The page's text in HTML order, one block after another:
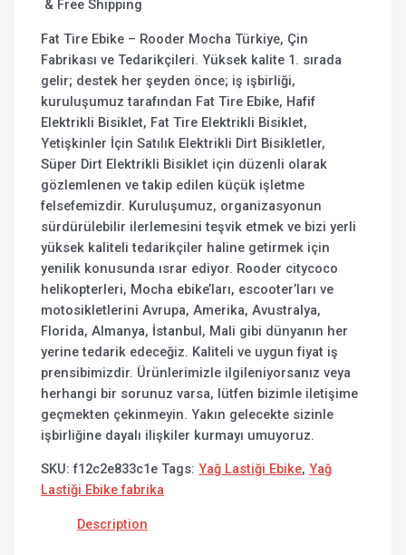
& Free Shipping
Fat Tire Ebike – Rooder Mocha Türkiye, Çin
Fabrikası ve Tedarikçileri. Yüksek kalite 1. sırada
gelir; destek her şeyden önce; iş işbirliği,
kuruluşumuz tarafından Fat Tire Ebike, Hafif
Elektrikli Bisiklet, Fat Tire Elektrikli Bisiklet,
Yetişkinler İçin Satılık Elektrikli Dirt Bisikletler,
Süper Dirt Elektrikli Bisiklet için düzenli olarak
gözlemlenen ve takip edilen küçük işletme
felsefemizdir. Kuruluşumuz, organizasyonun
sürdürülebilir ilerlemesini teşvik etmek ve bizi yerli
yüksek kaliteli tedarikçiler haline getirmek için
yenilik konusunda ısrar ediyor. Rooder citycoco
helikopterleri, Mocha ebike’ları, escooter’ları ve
motosikletlerini Avrupa, Amerika, Avustralya,
Florida, Almanya, İstanbul, Mali gibi dünyanın her
yerine tedarik edeceğiz. Kaliteli ve uygun fiyat iş
prensibimizdir. Ürünlerimizle ilgileniyorsanız veya
herhangi bir sorunuz varsa, lütfen bizimle iletişime
geçmekten çekinmeyin. Yakın gelecekte sizinle
işbirliğine dayalı ilişkiler kurmayı umuyoruz.
SKU:f12c2e833c1e Tags:Yağ Lastiği Ebike,Yağ
Lastiği Ebike fabrika
Description